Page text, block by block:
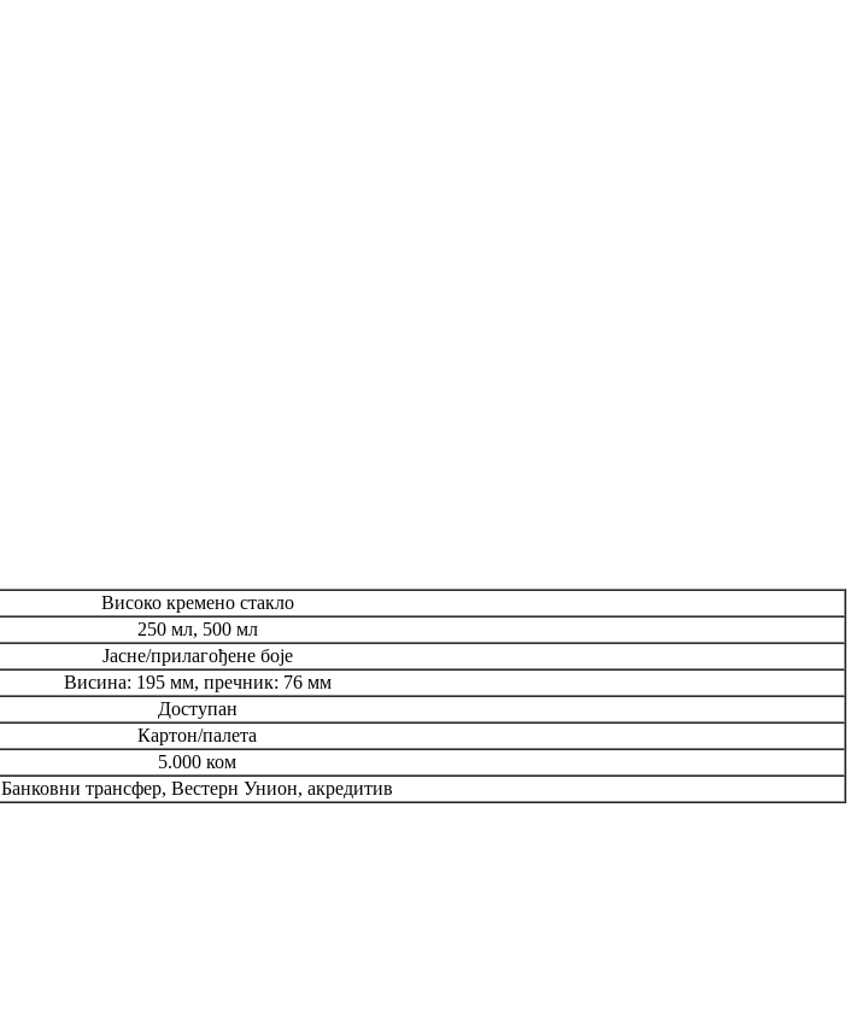
Високо кремено стакло
250 мл, 500 мл
Јасне/прилагођене боје
Висина: 195 мм, пречник: 76 мм
Доступан
Картон/палета
5.000 ком
Банковни трансфер, Вестерн Унион, акредитив